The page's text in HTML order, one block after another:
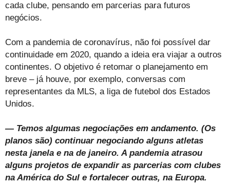
cada clube, pensando em parcerias para futuros
negócios.
Com a pandemia de coronavírus, não foi possível dar
continuidade em 2020, quando a ideia era viajar a outros
continentes. O objetivo é retomar o planejamento em
breve – já houve, por exemplo, conversas com
representantes da MLS, a liga de futebol dos Estados
Unidos.
— Temos algumas negociações em andamento. (Os
planos são) continuar negociando alguns atletas
nesta janela e na de janeiro. A pandemia atrasou
alguns projetos de expandir as parcerias com clubes
na América do Sul e fortalecer outras, na Europa.